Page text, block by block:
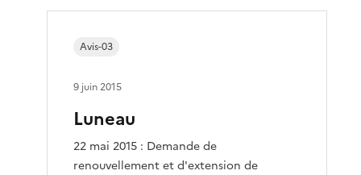
Luneau
22 mai 2015 : Demande de
renouvellement et d'extension de
Avis-03
9 juin 2015